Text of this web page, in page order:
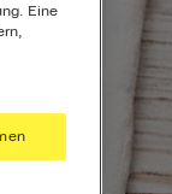
Eine